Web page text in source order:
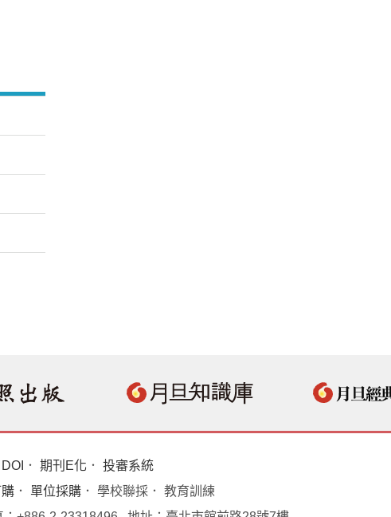
DOI ． 期刊E化 ． 投審系統
． 單位採購 ． 學校聯採． 教育訓練